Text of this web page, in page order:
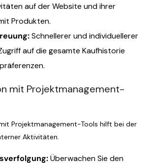
auf der Website und ihrer
Produkten.
Schnellerer und individuellerer
auf die gesamte Kaufhistorie
mit Projektmanagement-
Projektmanagement-Tools hilft bei der
Aktivitäten.
Überwachen Sie den